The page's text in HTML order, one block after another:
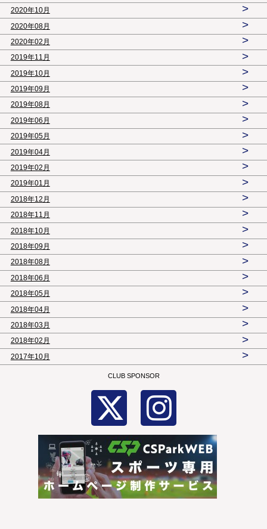
2020年10月 >
2020年08月 >
2020年02月 >
2019年11月 >
2019年10月 >
2019年09月 >
2019年08月 >
2019年06月 >
2019年05月 >
2019年04月 >
2019年02月 >
2019年01月 >
2018年12月 >
2018年11月 >
2018年10月 >
2018年09月 >
2018年08月 >
2018年06月 >
2018年05月 >
2018年04月 >
2018年03月 >
2018年02月 >
2017年10月 >
CLUB SPONSOR